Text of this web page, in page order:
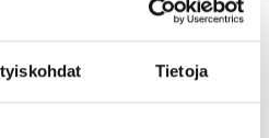
Tietoja